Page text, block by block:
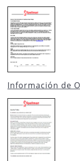
Información de